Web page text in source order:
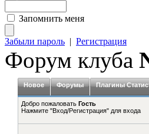
Запомнить меня
Забыли пароль | Регистрация
Форум клуба
Новое Форумы Плагины
Добро пожаловать Гость
Нажмите "Вход/Регистрация" для входа